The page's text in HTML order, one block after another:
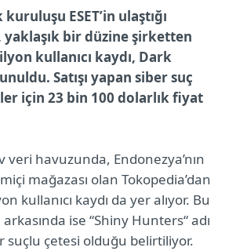
ESET’in ulaştığı
bir düzine şirketten
kullanıcı kaydı, Dark
Satışı yapan siber suç
için 23 bin 100 dolarlık fiyat
veri havuzunda, Endonezya’nın
mağazası olan Tokopedia’dan
kullanıcı kaydı da yer alıyor. Bu
arkasında ise “Shiny Hunters“ adı
suçlu çetesi olduğu belirtiliyor.